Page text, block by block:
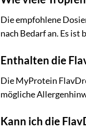
Die empfohlene
nach Bedarf an. Es ist
Enthalten die
Die MyProtein
mögliche
Kann ich die